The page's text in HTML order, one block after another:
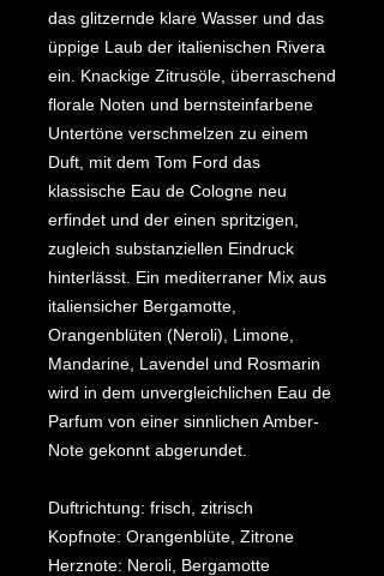
das glitzernde klare Wasser und das
üppige Laub der italienischen Rivera
ein. Knackige Zitrusöle, überraschend
florale Noten und bernsteinfarbene
Untertöne verschmelzen zu einem
Duft, mit dem Tom Ford das
klassische Eau de Cologne neu
erfindet und der einen spritzigen,
zugleich substanziellen Eindruck
hinterlässt. Ein mediterraner Mix aus
italiensicher Bergamotte,
Orangenblüten (Neroli), Limone,
Mandarine, Lavendel und Rosmarin
wird in dem unvergleichlichen Eau de
Parfum von einer sinnlichen Amber-
Note gekonnt abgerundet.
Duftrichtung: frisch, zitrisch
Kopfnote: Orangenblüte, Zitrone
Herznote: Neroli, Bergamotte